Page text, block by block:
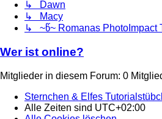
↳ Dawn
↳ Macy
↳ ~წ~ Romanas PhotoImpact
Wer ist online?
Mitglieder in diesem Forum: 0
Sternchen & Elfes
Alle Zeiten sind UTC+02:00